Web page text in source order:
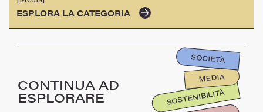
ESPLORA LA CATEGORIA
CONTINUA AD
ESPLORARE SOSTENIBILITÀ
MEDIA
SOCIETÀ